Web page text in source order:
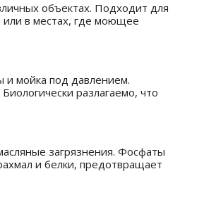
объектах. Подходит для
или в местах, где моющее
и мойка под давлением.
разлагаемо, что
загрязнения. Фосфаты
и белки, предотвращает